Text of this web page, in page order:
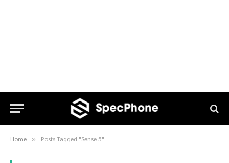
Home » Posts Tagged "Sense 5"